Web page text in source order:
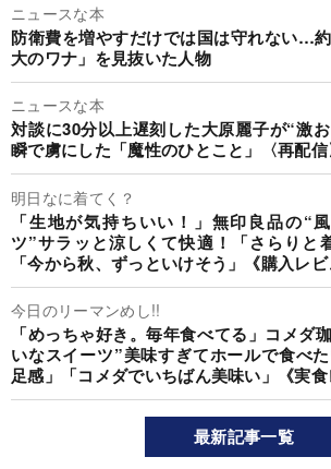
ニュースな本
防衛費を増やすだけでは国は守れない…
大のワナ」を見抜いた人物
ニュースな本
対談に30分以上遅刻した大原麗子が“激
瞬で虜にした「魔性のひとこと」〈再配信
明日なに着てく？
「生地が気持ちいい！」無印良品の“
ツ”サラッと涼しくて快適！「さらりと
「今から秋、ずっといけそう」《購入レビ
今日のリーマンめし!!
「めっちゃ好き。毎年食べてる」コメダ
いなスイーツ”美味すぎてホールで食べ
足感」「コメダでいちばん美味い」《実食
最新記事一覧